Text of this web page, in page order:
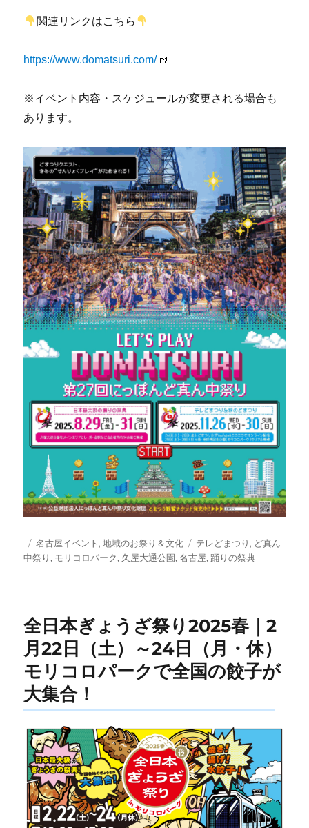
関連リンクはこちら
https://www.domatsuri.com/
※イベント内容・スケジュールが変更される場合も
あります。
投
稿
カ
テ
名古屋イベント ,地域のお祭り＆文化
タ
グ
テレどまつり , ど真ん
中祭り , モリコロパーク, 久屋大通公園,名古屋, 踊りの祭典
全日本ぎょうざ祭り2025春｜2
月22日（土）～24日（月・休）
モリコロパークで全国の餃子が
大集合！